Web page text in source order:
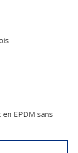
EPDM sans